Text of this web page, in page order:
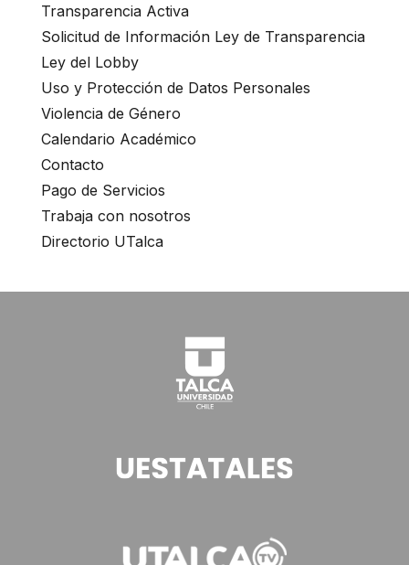
Transparencia Activa
Solicitud de Información Ley de Transparencia
Ley del Lobby
Uso y Protección de Datos Personales
Violencia de Género
Calendario Académico
Contacto
Pago de Servicios
Trabaja con nosotros
Directorio UTalca